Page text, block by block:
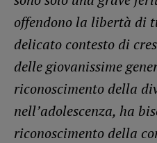
offendono la libertà di
delicato contesto di
delle giovanissime
riconoscimento della
nell’adolescenza, ha
riconoscimento della